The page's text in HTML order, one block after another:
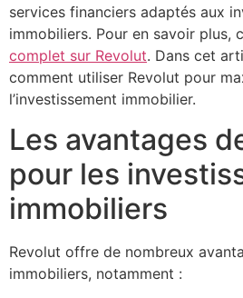
services financiers adaptés aux
immobiliers. Pour en savoir plus,
complet sur Revolut. Dans cet
comment utiliser Revolut pour
l’investissement immobilier.
Les avantages
pour les
immobiliers
Revolut offre de nombreux
immobiliers, notamment :